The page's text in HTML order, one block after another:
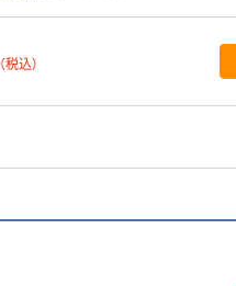
（税込）